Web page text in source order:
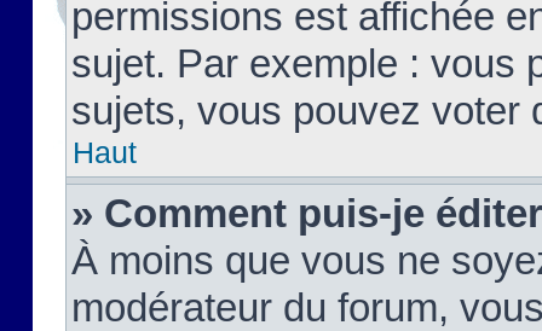
permissions est affichée
sujet. Par exemple : vous
sujets, vous pouvez voter
Haut
» Comment puis-je
À moins que vous ne
modérateur du forum,